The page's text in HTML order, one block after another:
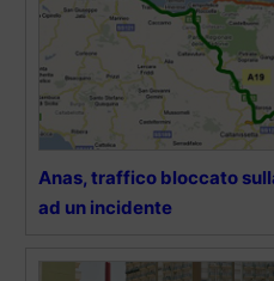
Anas, traffico bloccato
ad un incidente